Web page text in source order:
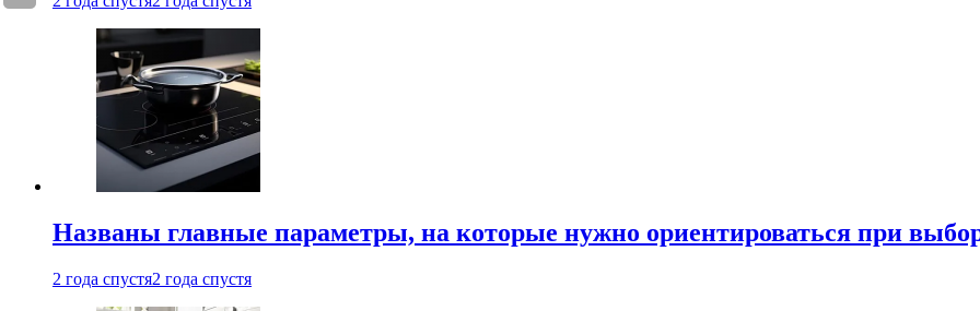
Названы главные параметры, на которые нужно ориентироваться при
2 года спустя2 года спустя